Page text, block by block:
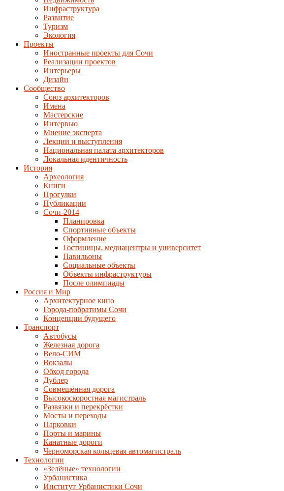
Инфраструктура
Развитие
Туризм
Экология
Проекты
Иностранные проекты для Сочи
Реализации проектов
Интерьеры
Дизайн
Сообщество
Союз архитекторов
Имена
Мастерские
Интервью
Мнение эксперта
Лекции и выступления
Национальная палата архитекторов
Локальная идентичность
История
Археология
Книги
Прогулки
Публикации
Сочи-2014
Планировка
Спортивные объекты
Оформление
Гостиницы, медиацентры и университет
Павильоны
Социальные объекты
Объекты инфраструктуры
После олимпиады
Россия и Мир
Архитектурное кино
Города-побратимы Сочи
Концепции будущего
Транспорт
Автобусы
Железная дорога
Вело-СИМ
Вокзалы
Обход города
Дублер
Совмещённая дорога
Высокоскоростная магистраль
Развязки и перекрёстки
Мосты и переходы
Парковки
Порты и марины
Канатные дороги
Черноморская кольцевая автомагистраль
Технологии
«Зелёные» технологии
Урбанистика
Институт Урбанистики Сочи